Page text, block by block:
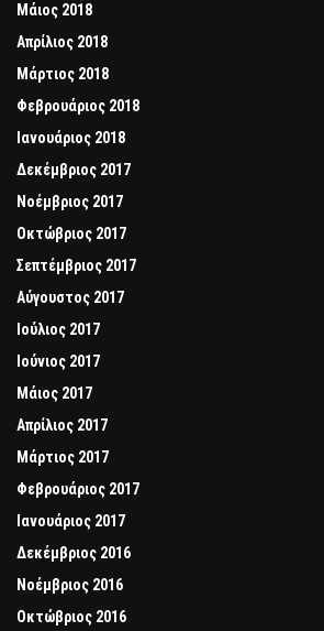
Μάιος 2018
Απρίλιος 2018
Μάρτιος 2018
Φεβρουάριος 2018
Ιανουάριος 2018
Δεκέμβριος 2017
Νοέμβριος 2017
Οκτώβριος 2017
Σεπτέμβριος 2017
Αύγουστος 2017
Ιούλιος 2017
Ιούνιος 2017
Μάιος 2017
Απρίλιος 2017
Μάρτιος 2017
Φεβρουάριος 2017
Ιανουάριος 2017
Δεκέμβριος 2016
Νοέμβριος 2016
Οκτώβριος 2016